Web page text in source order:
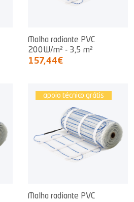
Malha radiante PVC
200W/m² - 3,5 m²
157,44€
apoio técnico grátis
Malha radiante PVC